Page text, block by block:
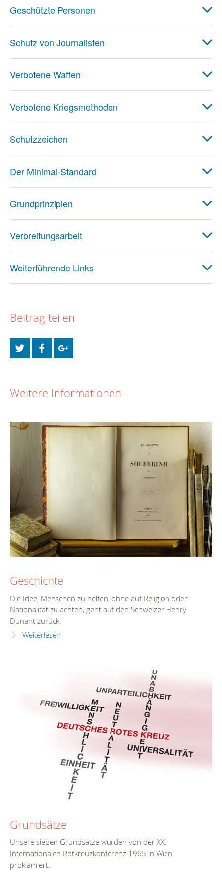
Geschützte Personen
Schutz von Journalisten
Verbotene Waffen
Verbotene Kriegsmethoden
Schutzzeichen
Der Minimal-Standard
Grundprinzipien
Verbreitungsarbeit
Weiterführende Links
Beitrag teilen
Weitere Informationen
Geschichte
Die Idee, Menschen zu helfen, ohne auf Religion oder
Nationalität zu achten, geht auf den Schweizer Henry
Dunant zurück.
Weiterlesen
Grundsätze
Unsere sieben Grundsätze wurden von der XX.
Internationalen Rotkreuzkonferenz 1965 in Wien
proklamiert.